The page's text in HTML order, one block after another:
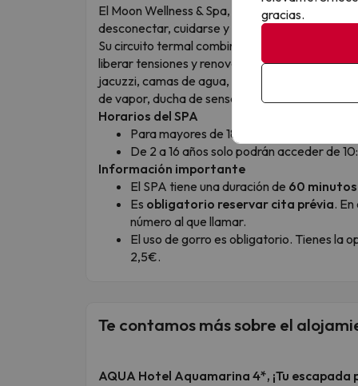
El Moon Wellness & Spa, en el AQUA Hotel
desconectar, cuidarse y disfrutar de una
Su circuito termal combina zonas de agua,
liberar tensiones y renovar cuerpo y mente.
jacuzzi, camas de agua, zonas de contraste
de vapor, ducha de sensaciones e hidroterapia.
Horarios del SPA
Para mayores de 18 años: de 08:00h a
De 2 a 16 años solo podrán acceder de
Información importante
El SPA tiene una duración de 60 minutos
Es obligatorio reservar cita prévia.
número al que llamar.
El uso de gorro es obligatorio. Tienes la
2,5€.
Te contamos más sobre el
AQUA Hotel Aquamarina 4*, ¡Tu
gracias.